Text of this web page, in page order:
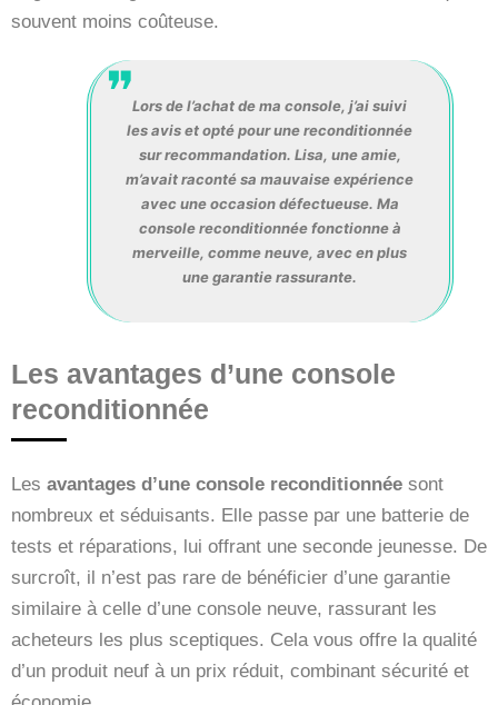
souvent moins coûteuse.
Lors de l’achat de ma console, j’ai suivi
les avis et opté pour une reconditionnée
sur recommandation. Lisa, une amie,
m’avait raconté sa mauvaise expérience
avec une occasion défectueuse. Ma
console reconditionnée fonctionne à
merveille, comme neuve, avec en plus
une garantie rassurante.
Les avantages d’une console
reconditionnée
Les avantages d’une console reconditionnée sont
nombreux et séduisants. Elle passe par une batterie de
tests et réparations, lui offrant une seconde jeunesse. De
surcroît, il n’est pas rare de bénéficier d’une garantie
similaire à celle d’une console neuve, rassurant les
acheteurs les plus sceptiques. Cela vous offre la qualité
d’un produit neuf à un prix réduit, combinant sécurité et